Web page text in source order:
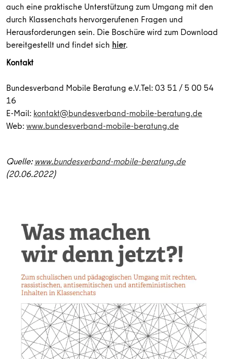
auch eine praktische Unterstützung zum Umgang mit den
durch Klassenchats hervorgerufenen Fragen und
Herausforderungen sein. Die Boschüre wird zum Download
bereitgestellt und findet sich hier.
Kontakt
Bundesverband Mobile Beratung e.V.Tel:03 51 / 5 00 54
16
E-Mail: kontakt@bundesverband-mobile-beratung.de
Web:www.bundesverband-mobile-beratung.de
Quelle: www.bundesverband-mobile-beratung.de
(20.06.2022)